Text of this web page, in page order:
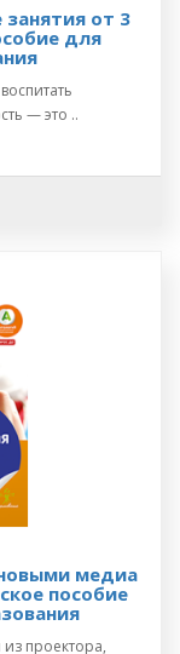
от 3
для
— это ..
медиа
пособие
проектора,